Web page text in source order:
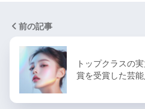
前の記事
トップクラスの
賞を受賞した芸